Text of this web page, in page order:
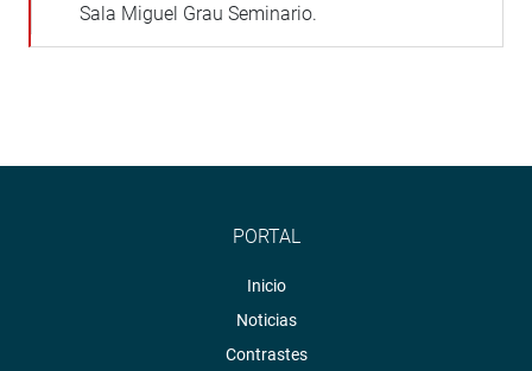
Sala Miguel Grau Seminario.
PORTAL
Inicio
Noticias
Contrastes